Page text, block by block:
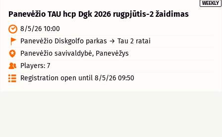
Panevėžio TAU hcp Dgk 2026 rugpjūtis-2 žaidimas
WEEKLY
8/5/26 10:00
Panevėžio Diskgolfo parkas → Tau 2 ratai
Panevėžio savivaldybė, Panevėžys
Players: 7
Registration open until 8/5/26 09:50